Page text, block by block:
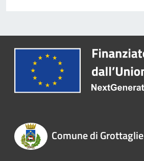
Comune di Grottaglie